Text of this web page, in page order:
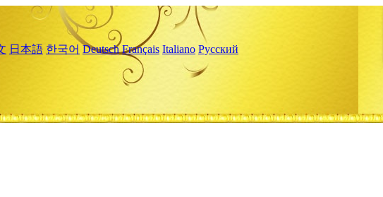
日本語 한국어 Deutsch Français Italiano Русский